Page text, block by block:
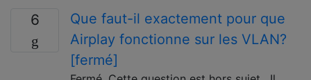
6
Que faut-il exactement pour que
Airplay fonctionne sur les VLAN?
[fermé]